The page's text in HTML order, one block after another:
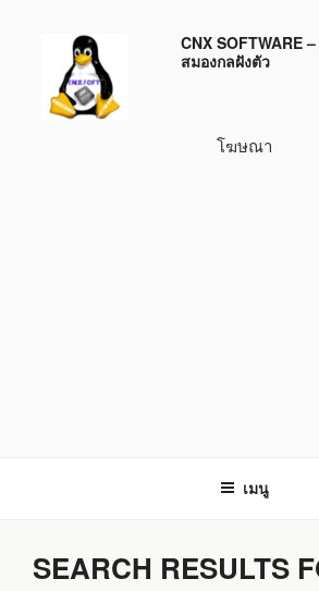
บทความ
CNX SOFTWARE
สมองกลฝังตัว
โฆษณา
เมนู
SEARCH RESULTS